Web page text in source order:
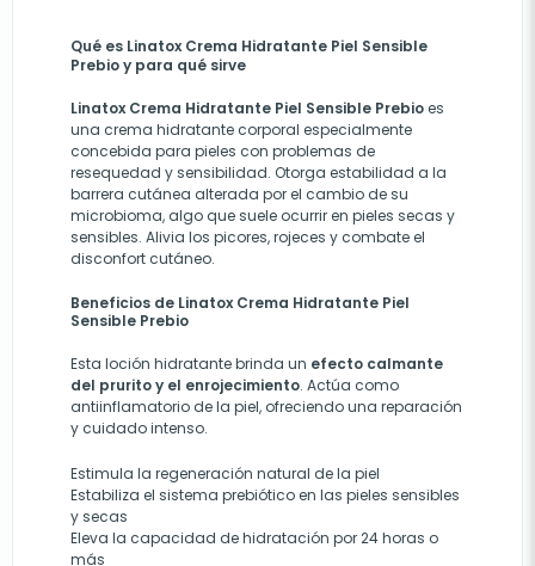
Qué es Linatox Crema Hidratante Piel Sensible
Prebio y para qué sirve
Linatox Crema Hidratante Piel Sensible Prebioes
una crema hidratante corporal especialmente
concebida para pieles con problemas de
resequedad y sensibilidad. Otorga estabilidad a la
barrera cutánea alterada por el cambio de su
microbioma, algo que suele ocurrir en pieles secas y
sensibles. Alivia los picores, rojeces y combate el
disconfort cutáneo.
Beneficios de Linatox Crema Hidratante Piel
Sensible Prebio
Esta loción hidratante brinda un efecto calmante
del prurito y el enrojecimiento. Actúa como
antiinflamatorio de la piel, ofreciendo una reparación
y cuidado intenso.
Estimula la regeneración natural de la piel
Estabiliza el sistema prebiótico en las pieles sensibles
y secas
Eleva la capacidad de hidratación por 24 horas o
más